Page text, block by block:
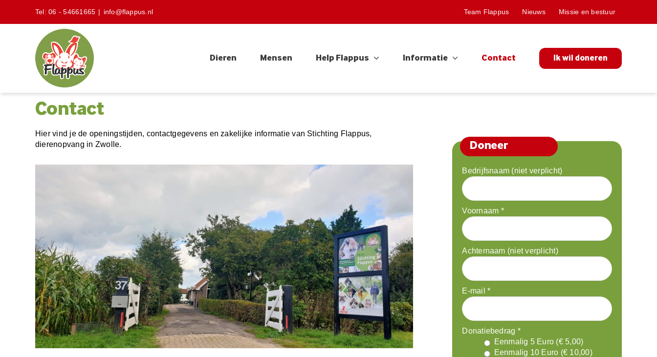
content
Tel:06 - 54661665 | info@flappus.nl Team Flappus Nieuws Missie en bestuur
Dieren Mensen Help Flappus Informatie Contact Ik wil doneren
Contact
Hier vind je de openingstijden, contactgegevens en zakelijke informatie van Stichting Flappus,
dierenopvang in Zwolle.
Doneer
Bedrijfsnaam (niet verplicht)
Voornaam *
Achternaam (niet verplicht)
E-mail*
Donatiebedrag *
Eenmalig 5 Euro (€ 5,00)
Eenmalig 10 Euro (€ 10,00)